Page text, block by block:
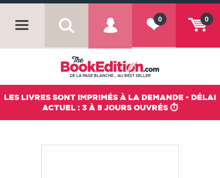
0
0
DE LA PAGE BLANCHE... AU BEST SELLER
LES LIVRES SONT IMPRIMÉS À LA DEMANDE - DÉLAI
ACTUEL : 3 À 5 JOURS OUVRÉS ⏱️